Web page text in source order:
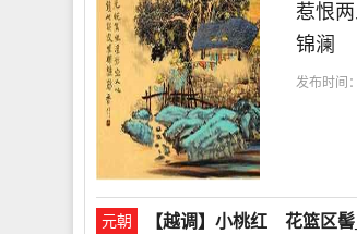
惹恨
锦澜
发布时间
元朝 【越调】小桃红 花篮区髻